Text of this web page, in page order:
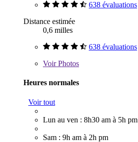
638 évaluations
Distance estimée
0,6 milles
638 évaluations
VoirPhotos
Heures normales
Voir tout
Lun au ven : 8h30 am à 5h pm
Sam : 9h am à 2h pm